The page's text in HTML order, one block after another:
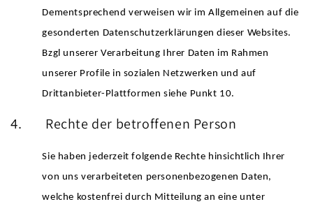
Dementsprechend verweisen wir im Allgemeinen auf die
gesonderten Datenschutzerklärungen dieser Websites.
Bzgl unserer Verarbeitung Ihrer Daten im Rahmen
unserer Profile in sozialen Netzwerken und auf
Drittanbieter-Plattformen siehe Punkt 10.
4. Rechte der betroffenen Person
Sie haben jederzeit folgende Rechte hinsichtlich Ihrer
von uns verarbeiteten personenbezogenen Daten,
welche kostenfrei durch Mitteilung an eine unter